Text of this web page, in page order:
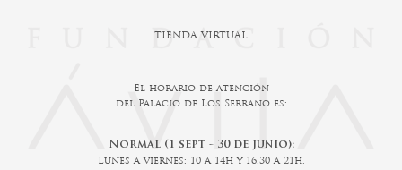
TIENDA VIRTUAL
El horario de atención
del Palacio de Los Serrano es:
Normal (1 sept - 30 de junio):
Lunes a viernes: 10 a 14h y 16.30 a 21h.